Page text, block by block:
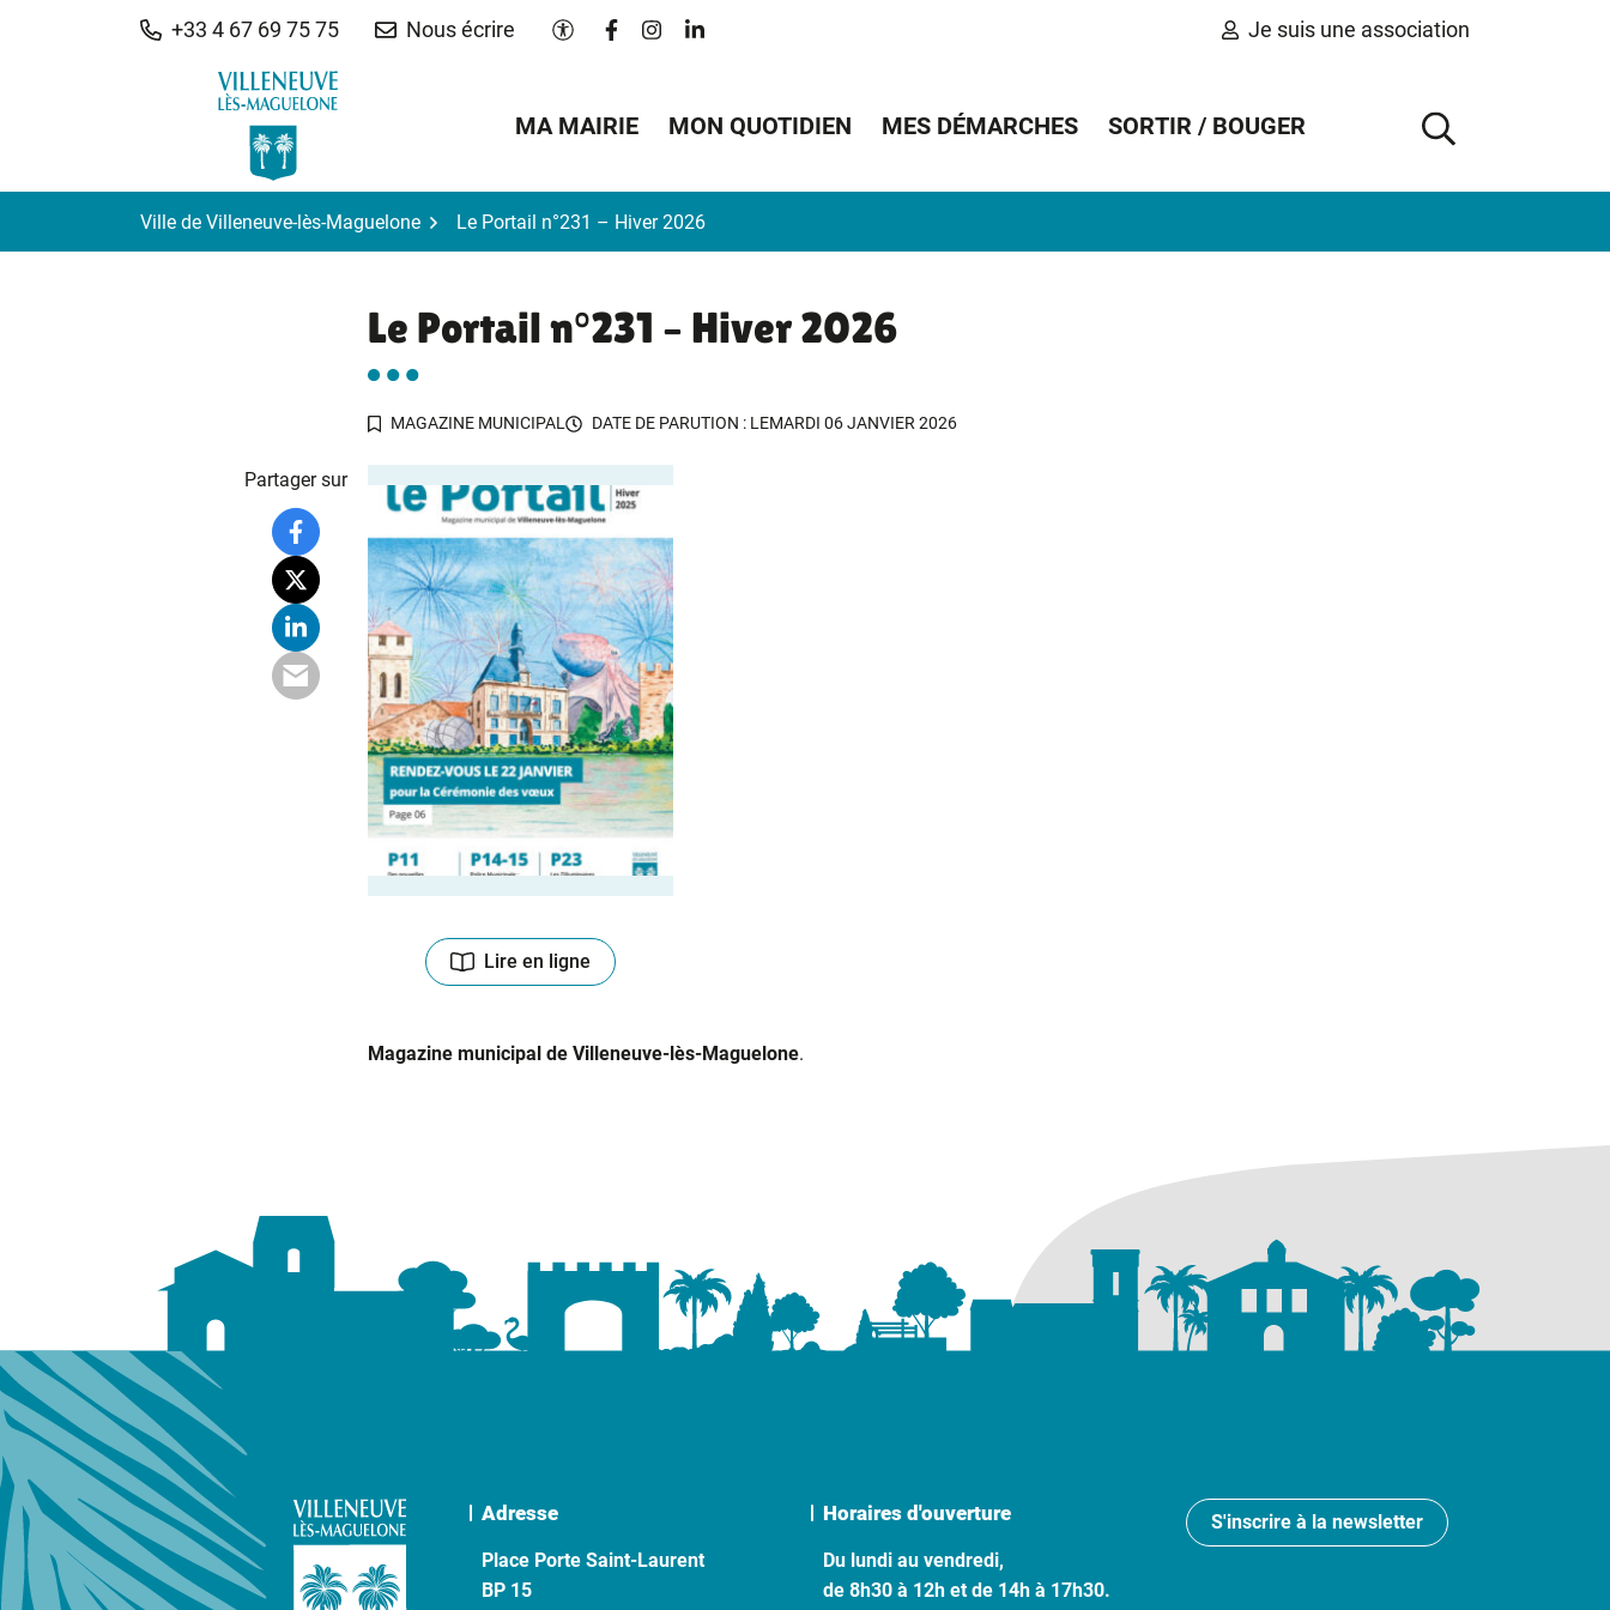
+33 4 67 69 75 75 Nous écrire Paramètres d'accessibilité
Lien vers le compte Facebook
Lien vers le compte Instagram
Lien vers le compte Linkedin Je suis une association
MA MAIRIE MON QUOTIDIEN MES DÉMARCHES SORTIR / BOUGER
AFFICHER
Ville de Villeneuve-lès-Maguelone Le Portail n°231 – Hiver 2026
Le Portail n°231 – Hiver 2026
MAGAZINE MUNICIPAL DATE DE PARUTION : LEMARDI 06 JANVIER 2026
Lire en ligne
Magazine municipal de Villeneuve-lès-Maguelone.
Partager sur
Adresse
Place Porte Saint-Laurent
BP 15
Horaires d'ouverture
Du lundi au vendredi,
de 8h30 à 12h et de 14h à 17h30.
S'inscrire à la newsletter